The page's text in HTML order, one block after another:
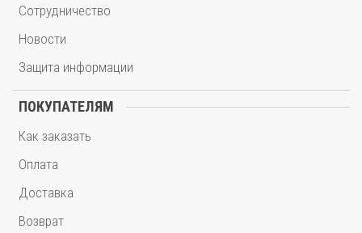
Сотрудничество
Новости
Защита информации
ПОКУПАТЕЛЯМ
Как заказать
Оплата
Доставка
Возврат